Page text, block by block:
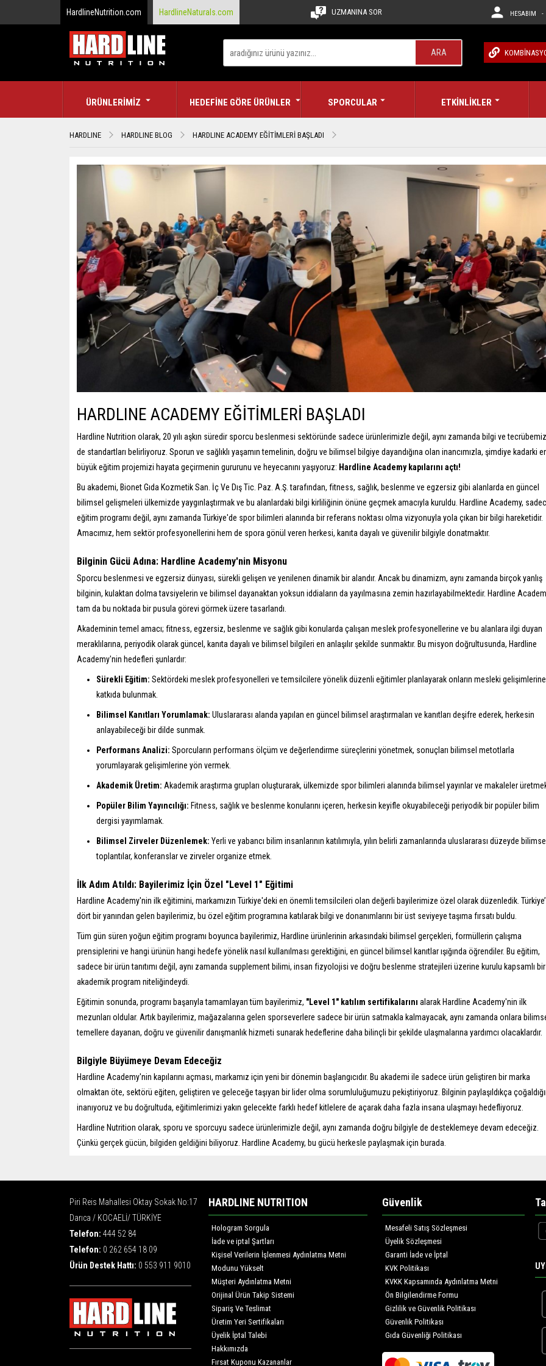
HardlineNutrition.com HardlineNaturals.com UZMANINA SOR HESABIM
ARA
ÜRÜNLERİMİZ HEDEFİNE GÖRE ÜRÜNLER SPORCULAR ETKİNLİKLER
HARDLINE HARDLINE BLOG HARDLINE ACADEMY EĞİTİMLERİ BAŞLADI
HARDLINE ACADEMY EĞİTİMLERİ BAŞLADI
Hardline Nutrition olarak, 20 yılı aşkın süredir sporcu beslenmesi sektöründe sadece ürünlerimizle değil, aynı zamanda bilgi ve
de standartları belirliyoruz. Sporun ve sağlıklı yaşamın temelinin, doğru ve bilimsel bilgiye dayandığına olan inancımızla, şimdiye kadarki
büyük eğitim projemizi hayata geçirmenin gururunu ve heyecanını yaşıyoruz: Hardline Academy kapılarını açtı!
Bu akademi, Bionet Gıda Kozmetik San. İç Ve Dış Tic. Paz. A.Ş. tarafından, fitness, sağlık, beslenme ve egzersiz gibi alanlarda en güncel
bilimsel gelişmeleri ülkemizde yaygınlaştırmak ve bu alanlardaki bilgi kirliliğinin önüne geçmek amacıyla kuruldu. Hardline Academy,
eğitim programı değil, aynı zamanda Türkiye'de spor bilimleri alanında bir referans noktası olma vizyonuyla yola çıkan bir bilgi hareketidir.
Amacımız, hem sektör profesyonellerini hem de spora gönül veren herkesi, kanıta dayalı ve güvenilir bilgiyle donatmaktır.
Bilginin Gücü Adına: Hardline Academy'nin Misyonu
Sporcu beslenmesi ve egzersiz dünyası, sürekli gelişen ve yenilenen dinamik bir alandır. Ancak bu dinamizm, aynı zamanda birçok yanlış
bilginin, kulaktan dolma tavsiyelerin ve bilimsel dayanaktan yoksun iddiaların da yayılmasına zemin hazırlayabilmektedir. Hardline
tam da bu noktada bir pusula görevi görmek üzere tasarlandı.
Akademinin temel amacı; fitness, egzersiz, beslenme ve sağlık gibi konularda çalışan meslek profesyonellerine ve bu alanlara ilgi duyan
meraklılarına, periyodik olarak güncel, kanıta dayalı ve bilimsel bilgileri en anlaşılır şekilde sunmaktır. Bu misyon doğrultusunda, Hardline
Academy'nin hedefleri şunlardır:
Sürekli Eğitim: Sektördeki meslek profesyonelleri ve temsilcilere yönelik düzenli eğitimler planlayarak onların mesleki gelişimlerine
katkıda bulunmak.
Bilimsel Kanıtları Yorumlamak: Uluslararası alanda yapılan en güncel bilimsel araştırmaları ve kanıtları deşifre ederek, herkesin
anlayabileceği bir dilde sunmak.
Performans Analizi: Sporcuların performans ölçüm ve değerlendirme süreçlerini yönetmek, sonuçları bilimsel metotlarla
yorumlayarak gelişimlerine yön vermek.
Akademik Üretim: Akademik araştırma grupları oluşturarak, ülkemizde spor bilimleri alanında bilimsel yayınlar ve makaleler
Popüler Bilim Yayıncılığı: Fitness, sağlık ve beslenme konularını içeren, herkesin keyifle okuyabileceği periyodik bir popüler bilim
dergisi yayımlamak.
Bilimsel Zirveler Düzenlemek: Yerli ve yabancı bilim insanlarının katılımıyla, yılın belirli zamanlarında uluslararası düzeyde bilimsel
toplantılar, konferanslar ve zirveler organize etmek.
İlk Adım Atıldı: Bayilerimiz İçin Özel "Level 1" Eğitimi
Hardline Academy'nin ilk eğitimini, markamızın Türkiye'deki en önemli temsilcileri olan değerli bayilerimize özel olarak düzenledik.
dört bir yanından gelen bayilerimiz, bu özel eğitim programına katılarak bilgi ve donanımlarını bir üst seviyeye taşıma fırsatı buldu.
Tüm gün süren yoğun eğitim programı boyunca bayilerimiz, Hardline ürünlerinin arkasındaki bilimsel gerçekleri, formüllerin çalışma
prensiplerini ve hangi ürünün hangi hedefe yönelik nasıl kullanılması gerektiğini, en güncel bilimsel kanıtlar ışığında öğrendiler. Bu eğitim,
sadece bir ürün tanıtımı değil, aynı zamanda supplement bilimi, insan fizyolojisi ve doğru beslenme stratejileri üzerine kurulu kapsamlı bir
akademik program niteliğindeydi.
Eğitimin sonunda, programı başarıyla tamamlayan tüm bayilerimiz, "Level 1" katılım sertifikalarını alarak Hardline Academy'nin ilk
mezunları oldular. Artık bayilerimiz, mağazalarına gelen sporseverlere sadece bir ürün satmakla kalmayacak, aynı zamanda onlara
temellere dayanan, doğru ve güvenilir danışmanlık hizmeti sunarak hedeflerine daha bilinçli bir şekilde ulaşmalarına yardımcı olacaklardır.
Bilgiyle Büyümeye Devam Edeceğiz
Hardline Academy'nin kapılarını açması, markamız için yeni bir dönemin başlangıcıdır. Bu akademi ile sadece ürün geliştiren bir marka
olmaktan öte, sektörü eğiten, geliştiren ve geleceğe taşıyan bir lider olma sorumluluğumuzu pekiştiriyoruz. Bilginin paylaşıldıkça
inanıyoruz ve bu doğrultuda, eğitimlerimizi yakın gelecekte farklı hedef kitlelere de açarak daha fazla insana ulaşmayı hedefliyoruz.
Hardline Nutrition olarak, sporu ve sporcuyu sadece ürünlerimizle değil, aynı zamanda doğru bilgiyle de desteklemeye devam edeceğiz.
Çünkü gerçek gücün, bilgiden geldiğini biliyoruz. Hardline Academy, bu gücü herkesle paylaşmak için burada.
Piri Reis Mahallesi Oktay Sokak No:17
Darıca / KOCAELİ/ TÜRKİYE
Telefon: 444 52 84
Telefon: 0 262 654 18 09
Ürün Destek Hattı: 0 553 911 9010
HARDLINE NUTRITION
Hologram Sorgula
İade ve iptal Şartları
Kişisel Verilerin İşlenmesi Aydınlatma Metni
Modunu Yükselt
Müşteri Aydınlatma Metni
Orijinal Ürün Takip Sistemi
Sipariş Ve Teslimat
Üretim Yeri Sertifikaları
Üyelik İptal Talebi
Hakkımızda
Fırsat Kuponu Kazananlar
Güvenlik
Mesafeli Satış Sözleşmesi
Üyelik Sözleşmesi
Garanti İade ve İptal
KVK Politikası
KVKK Kapsamında Aydınlatma Metni
Ön Bilgilendirme Formu
Gizlilik ve Güvenlik Politikası
Güvenlik Politikası
Gıda Güvenliği Politikası